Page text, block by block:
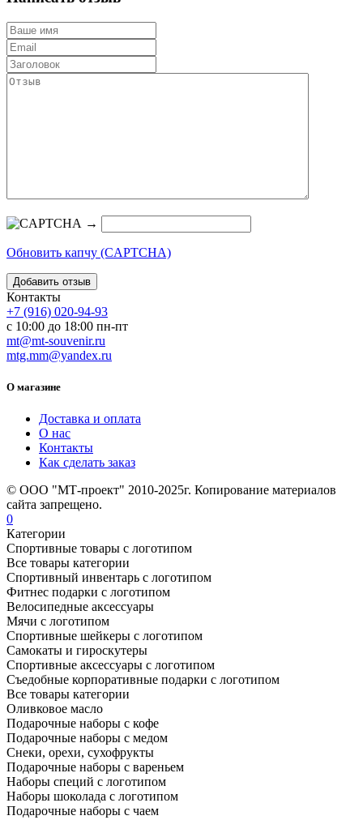
→
Обновить капчу (CAPTCHA)
Контакты
+7 (916) 020-94-93
с 10:00 до 18:00 пн-пт
mt@mt-souvenir.ru
mtg.mm@yandex.ru
О магазине
Доставка и оплата
О нас
Контакты
Как сделать заказ
© ООО "МТ-проект" 2010-2025г. Копирование материалов
сайта запрещено.
0
Категории
Спортивные товары с логотипом
Все товары категории
Спортивный инвентарь с логотипом
Фитнес подарки с логотипом
Велосипедные аксессуары
Мячи с логотипом
Спортивные шейкеры с логотипом
Самокаты и гироскутеры
Спортивные аксессуары с логотипом
Съедобные корпоративные подарки с логотипом
Все товары категории
Оливковое масло
Подарочные наборы с кофе
Подарочные наборы с медом
Снеки, орехи, сухофрукты
Подарочные наборы с вареньем
Наборы специй с логотипом
Наборы шоколада с логотипом
Подарочные наборы с чаем